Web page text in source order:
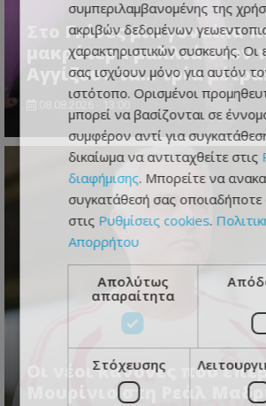
Στο Γκίνες μία γυναίκα
μακρύτερα μαλλιά στον
Αγγίζουν τα... τρία
Οι νέοι κανόνες που
Μουρίνιο στη Ρεάλ
συμπεριλαμβανομένης της
ακριβών δεδομένων
χαρακτηριστικών συσκευής. Οι
σας ισχύουν μόνο για αυτόν
ιστότοπο. Ορισμένοι
μπορεί να βασίζονται σε
συμφέρον αντί για
δικαίωμα να αντιταχθείτε στις
διαφήμισης. Μπορείτε να
συγκατάθεσή σας οποιαδήποτε
στις Ρυθμίσεις cookies.
Απορρήτου
Απολύτως
απαραίτητα
Στόχευσης